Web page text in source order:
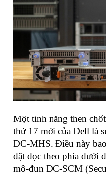
Một tính năng then
thứ 17 mới của Dell là
DC-MHS. Điều này
đặt dọc theo phía dưới
mô-đun DC-SCM